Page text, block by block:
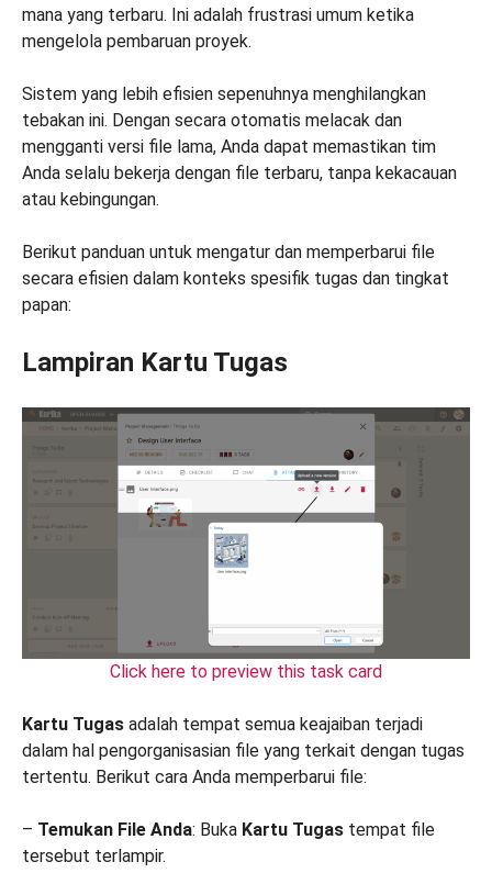
mana yang terbaru. Ini adalah frustrasi umum ketika
mengelola pembaruan proyek.
Sistem yang lebih efisien sepenuhnya menghilangkan
tebakan ini. Dengan secara otomatis melacak dan
mengganti versi file lama, Anda dapat memastikan tim
Anda selalu bekerja dengan file terbaru, tanpa kekacauan
atau kebingungan.
Berikut panduan untuk mengatur dan memperbarui file
secara efisien dalam konteks spesifik tugas dan tingkat
papan:
Lampiran Kartu Tugas
Click here to preview this task card
Kartu Tugas adalah tempat semua keajaiban terjadi
dalam hal pengorganisasian file yang terkait dengan tugas
tertentu. Berikut cara Anda memperbarui file:
– Temukan File Anda: Buka Kartu Tugas tempat file
tersebut terlampir.